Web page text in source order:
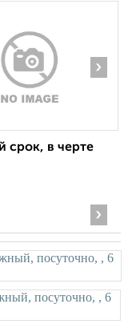
›
срок, в черте
›